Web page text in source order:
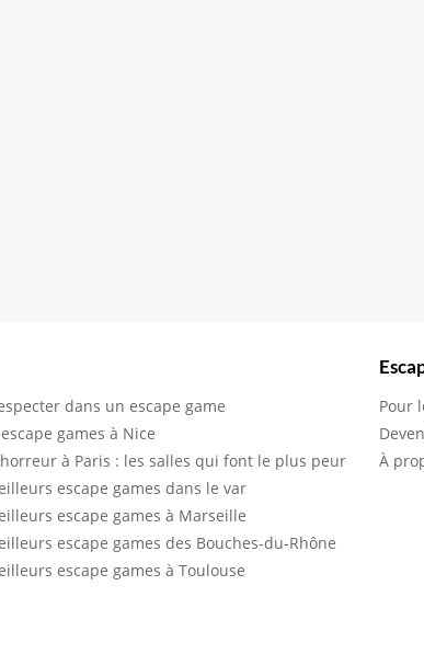
dans un escape game
games à Nice
horreur à Paris : les salles qui font le plus peur
escape games dans le var
escape games à Marseille
escape games des Bouches-du-Rhône
escape games à Toulouse
Pour
À